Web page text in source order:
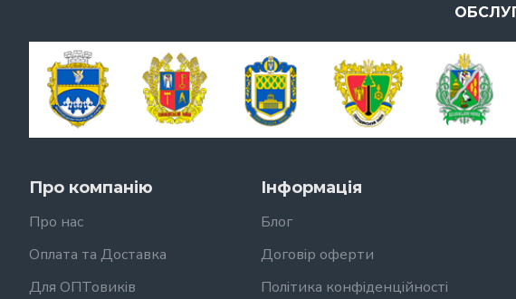
Про компанію
Про нас
Оплата та Доставка
Для ОПТовиків
Інформація
Блог
Договір оферти
Політика конфіденційності